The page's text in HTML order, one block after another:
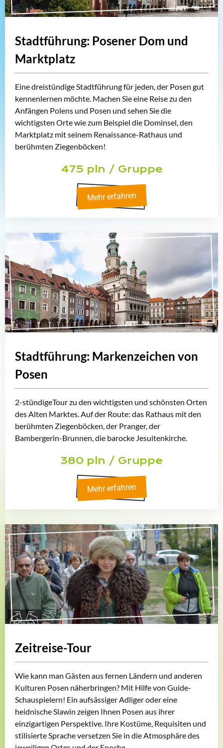
Stadtführung: Posener Dom und
Marktplatz
Eine dreistündige Stadtführung für jeden, der Posen gut
kennenlernen möchte. Machen Sie eine Reise zu den
Anfängen Polens und Posen und sehen Sie die
wichtigsten Orte wie zum Beispiel die Dominsel, den
Marktplatz mit seinem Renaissance-Rathaus und
berühmten Ziegenböcken!
475 pln / Gruppe
Mehr erfahren
Stadtführung: Markenzeichen von
Posen
2-stündigeTour zu den wichtigsten und schönsten Orten
des Alten Marktes. Auf der Route: das Rathaus mit den
berühmten Ziegenböcken, der Pranger, der
Bambergerin-Brunnen, die barocke Jesuitenkirche.
380 pln / Gruppe
Mehr erfahren
Zeitreise-Tour
Wie kann man Gästen aus fernen Ländern und anderen
Kulturen Posen näherbringen? Mit Hilfe von Guide-
Schauspielern! Ein aufsässiger Adliger oder eine
heidnische Slawin zeigen Ihnen Posen aus ihrer
einzigartigen Perspektive. Ihre Kostüme, Requisiten und
stilisierte Sprache versetzen Sie in die Atmosphäre des